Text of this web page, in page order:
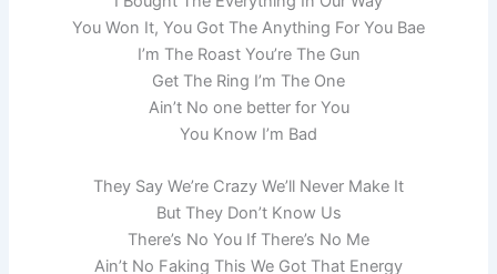
You Won It, You Got The Anything For You Bae
I’m The Roast You’re The Gun
Get The Ring I’m The One
Ain’t No one better for You
You Know I’m Bad
They Say We’re Crazy We’ll Never Make It
But They Don’t Know Us
There’s No You If There’s No Me
Ain’t No Faking This We Got That Energy